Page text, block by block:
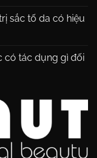
sắc tố da có hiệu
có tác dụng gì đối